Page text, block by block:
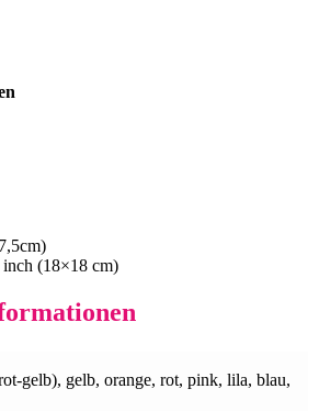
inch (18×18 cm)
gelb), gelb, orange, rot, pink, lila, blau,